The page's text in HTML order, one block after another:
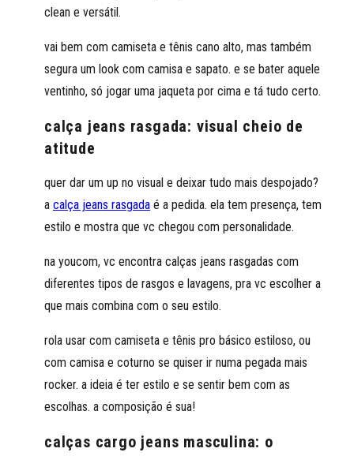
clean e versátil.
vai bem com camiseta e tênis cano alto, mas também
segura um look com camisa e sapato. e se bater aquele
ventinho, só jogar uma jaqueta por cima e tá tudo certo.
calça jeans rasgada: visual cheio de
atitude
quer dar um up no visual e deixar tudo mais despojado?
a calça jeans rasgada é a pedida. ela tem presença, tem
estilo e mostra que vc chegou com personalidade.
na youcom, vc encontra calças jeans rasgadas com
diferentes tipos de rasgos e lavagens, pra vc escolher a
que mais combina com o seu estilo.
rola usar com camiseta e tênis pro básico estiloso, ou
com camisa e coturno se quiser ir numa pegada mais
rocker. a ideia é ter estilo e se sentir bem com as
escolhas. a composição é sua!
calças cargo jeans masculina: o